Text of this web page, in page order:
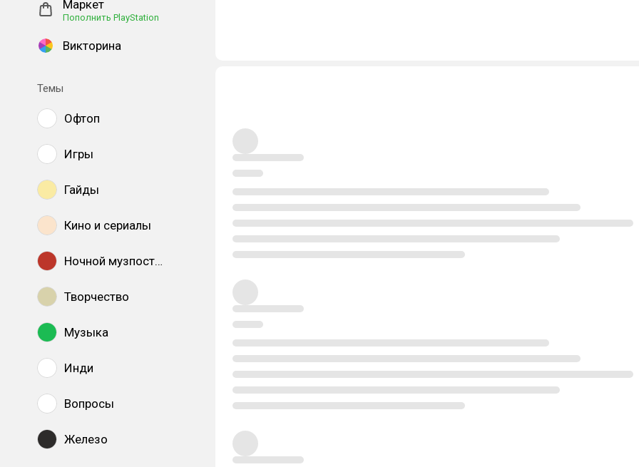
Маркет
Пополнить PlayStation
Викторина
Темы
Офтоп
Игры
Гайды
Кино и сериалы
Ночной музпостинг
Творчество
Музыка
Инди
Вопросы
Железо